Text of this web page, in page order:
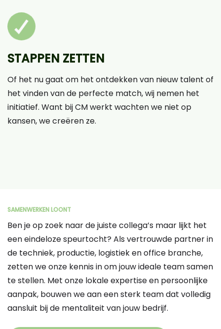
STAPPEN ZETTEN
Of het nu gaat om het ontdekken van nieuw talent of
het vinden van de perfecte match, wij nemen het
initiatief. Want bij CM werkt wachten we niet op
kansen, we creëren ze.
SAMENWERKEN LOONT
Ben je op zoek naar de juiste collega’s maar lijkt het
een eindeloze speurtocht? Als vertrouwde partner in
de techniek, productie, logistiek en office branche,
zetten we onze kennis in om jouw ideale team samen
te stellen. Met onze lokale expertise en persoonlijke
aanpak, bouwen we aan een sterk team dat volledig
aansluit bij de mentaliteit van jouw bedrijf.